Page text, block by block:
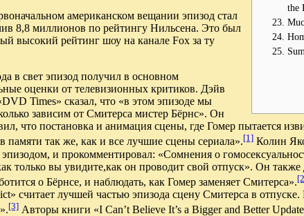
the
американском вещании эпизод стал
8,8 миллионов по рейтингу Нильсена. Это был
высокий рейтинг шоу на канале Fox за ту
в свет эпизод получил в основном
оценки от телевизионных критиков. Дэйв
Times» сказал, что «в этом эпизоде мы
зависим от Смитерса мистер Бёрнс». Он
что постановка и анимация сцены, где Гомер пытается
в памяти так же, как и все лучшие сцены сериала».[1] Колин
эпизодом, и прокомментировал: «Сомнения о
только вы увидите,как он проводит свой отпуск». Он
о Бёрнсе, и наблюдать, как Гомер заменяет Смитерса».
считает лучшей частью эпизода сцену Смитерса в
[3] Авторы книги «I Can’t Believe It’s a Bigger and Better